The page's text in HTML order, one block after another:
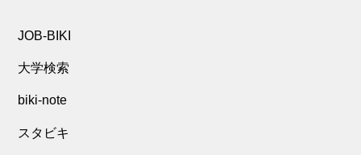
JOB-BIKI
大学検索
biki-note
スタビキ